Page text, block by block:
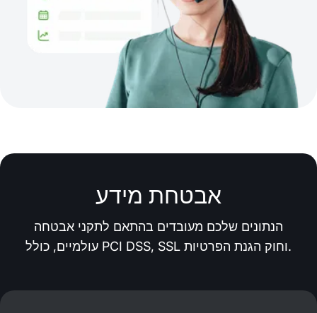
אבטחת מידע
הנתונים שלכם מעובדים בהתאם לתקני אבטחה
עולמיים, כולל PCI DSS, SSL וחוק הגנת הפרטיות.